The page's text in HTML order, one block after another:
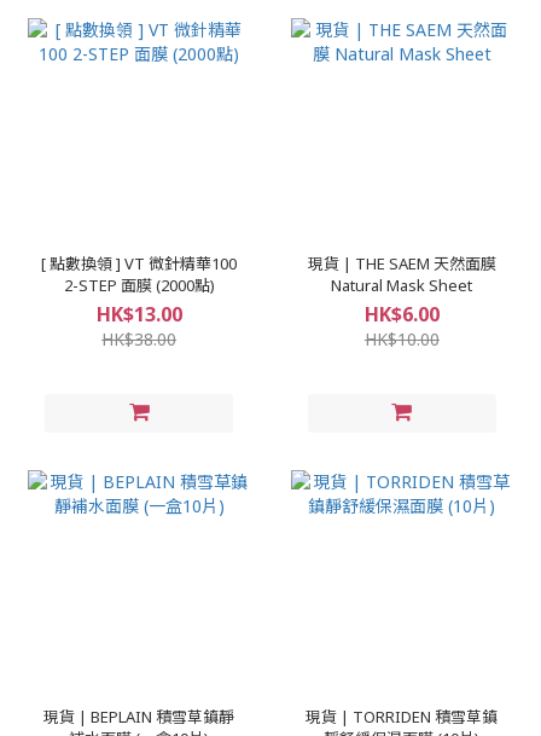
[ 點數換領 ] VT 微針精華100
2-STEP 面膜 (2000點)
HK$13.00
HK$38.00
現貨 | THE SAEM 天然面膜
Natural Mask Sheet
HK$6.00
HK$10.00
現貨 | BEPLAIN 積雪草鎮靜
現貨 | TORRIDEN 積雪草鎮